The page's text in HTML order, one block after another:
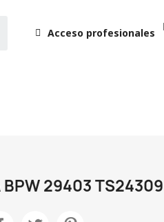
Acceso profesionales
BPW 29403